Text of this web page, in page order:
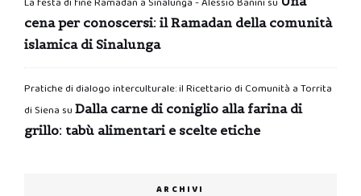
cena per conoscersi: il Ramadan della comunità
islamica di Sinalunga
Pratiche di dialogo interculturale: il Ricettario di Comunità a Torrita
di Siena su Dalla carne di coniglio alla farina di
grillo: tabù alimentari e scelte etiche
ARCHIVI